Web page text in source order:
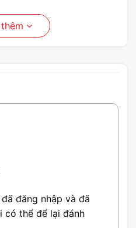
HDD Camera
đăng nhập và đã
có thể để lại đánh